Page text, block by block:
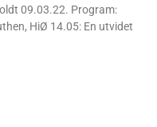
09.03.22. Program:
HiØ 14.05: En utvidet